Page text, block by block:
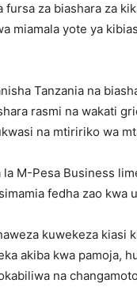
za biashara za
miamala yote ya
Tanzania na
rasmi na wakati
na mtiririko wa
M-Pesa Business
fedha zao kwa
kuwekeza kiasi
akiba kwa pamoja,
na